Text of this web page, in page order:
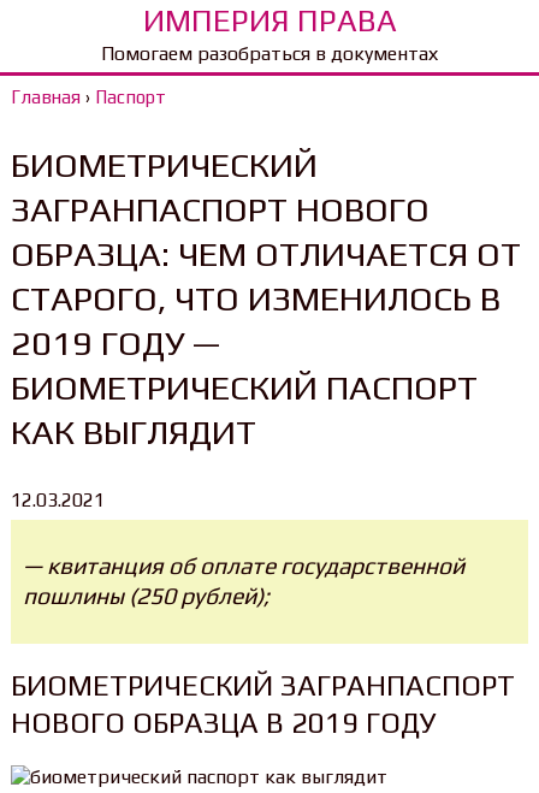
ИМПЕРИЯ ПРАВА
Помогаем разобраться в документах
Главная› Паспорт
БИОМЕТРИЧЕСКИЙ
ЗАГРАНПАСПОРТ НОВОГО
ОБРАЗЦА: ЧЕМ ОТЛИЧАЕТСЯ ОТ
СТАРОГО, ЧТО ИЗМЕНИЛОСЬ В
2019 ГОДУ —
БИОМЕТРИЧЕСКИЙ ПАСПОРТ
КАК ВЫГЛЯДИТ
12.03.2021
— квитанция об оплате государственной
пошлины (250 рублей);
БИОМЕТРИЧЕСКИЙ ЗАГРАНПАСПОРТ
НОВОГО ОБРАЗЦА В 2019 ГОДУ